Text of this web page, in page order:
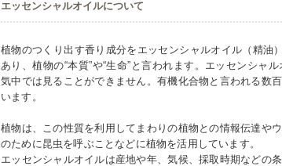
エッセンシャルオイルについて
植物のつくり出す香り成分をエッセンシャルオイル（精油
あり、植物の“本質”や“生命”と言われます。エッセンシャ
気中では見ることができません。有機化合物と言われる数
います。
植物は、この性質を利用してまわりの植物との情報伝達や
のために昆虫を呼ぶことなどに植物を活用しています。
エッセンシャルオイルは産地や年、気候、採取時期などの